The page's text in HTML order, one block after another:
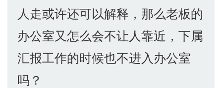
人走或许还可以解释，那么老板的
办公室又怎么会不让人靠近，下属
汇报工作的时候也不进入办公室
吗？